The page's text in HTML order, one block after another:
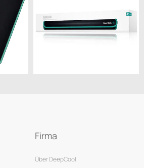
Firma
Über DeepCool